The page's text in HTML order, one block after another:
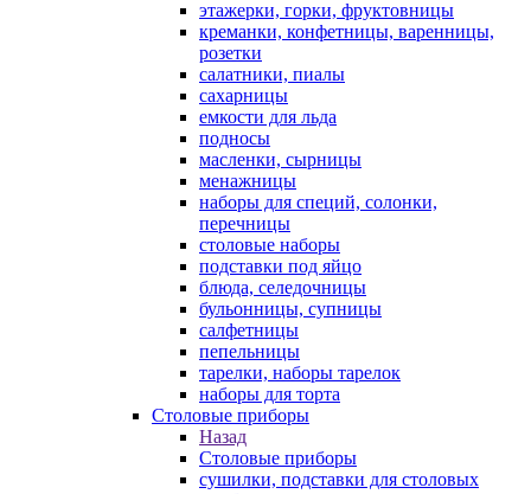
этажерки, горки, фруктовницы
креманки, конфетницы, варенницы,
розетки
салатники, пиалы
сахарницы
емкости для льда
подносы
масленки, сырницы
менажницы
наборы для специй, солонки,
перечницы
столовые наборы
подставки под яйцо
блюда, селедочницы
бульонницы, супницы
салфетницы
пепельницы
тарелки, наборы тарелок
наборы для торта
Столовые приборы
Назад
Столовые приборы
сушилки, подставки для столовых